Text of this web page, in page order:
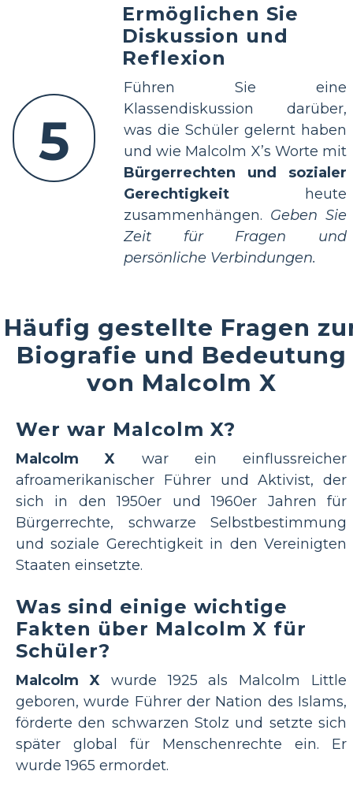
5
Ermöglichen Sie
Diskussion und
Reflexion
Führen Sie eine
Klassendiskussion darüber,
was die Schüler gelernt haben
und wie Malcolm X’s Worte mit
Bürgerrechten und sozialer
Gerechtigkeit heute
zusammenhängen. Geben Sie
Zeit für Fragen und
persönliche Verbindungen.
Häufig gestellte Fragen
Biografie und Bedeutung
von Malcolm X
Wer war Malcolm X?
Malcolm X war ein einflussreicher
afroamerikanischer Führer und Aktivist, der
sich in den 1950er und 1960er Jahren für
Bürgerrechte, schwarze Selbstbestimmung
und soziale Gerechtigkeit in den Vereinigten
Staaten einsetzte.
Was sind einige wichtige
Fakten über Malcolm X für
Schüler?
Malcolm Xwurde 1925 als Malcolm Little
geboren, wurde Führer der Nation des Islams,
förderte den schwarzen Stolz und setzte sich
später global für Menschenrechte ein. Er
wurde 1965 ermordet.